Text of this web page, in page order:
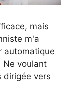
mais
m'a
automatique
Ne voulant
dirigée vers